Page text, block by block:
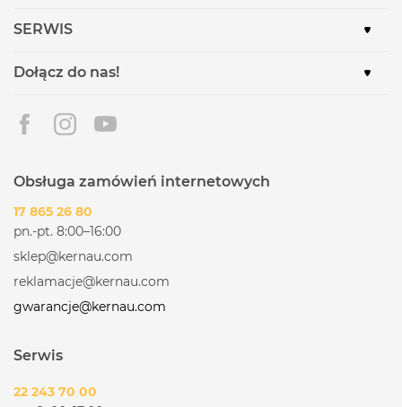
SERWIS
Dołącz do nas!
Obsługa zamówień internetowych
17 865 26 80
pn.-pt. 8:00–16:00
sklep@kernau.com
reklamacje@kernau.com
gwarancje@kernau.com
Serwis
22 243 70 00